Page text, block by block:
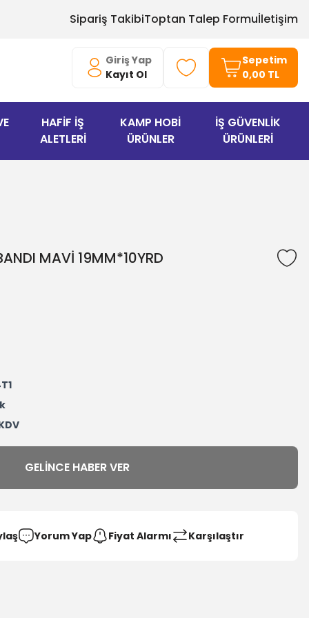
Sipariş TakibiToptan Talep Formuİletişim
Giriş Yap
Kayıt Ol
Sepetim
0,00 TL
HAFİF İŞ
ALETLERİ
KAMP HOBİ
ÜRÜNLER
İŞ GÜVENLİK
ÜRÜNLERİ
MAVİ 19MM*10YRD
GELINCE HABER VER
Yorum Yap Fiyat Alarmı Karşılaştır